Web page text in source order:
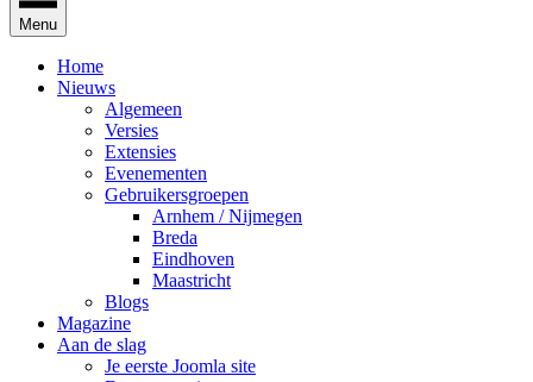
Menu
Home
Nieuws
Algemeen
Versies
Extensies
Evenementen
Gebruikersgroepen
Arnhem / Nijmegen
Breda
Eindhoven
Maastricht
Blogs
Magazine
Aan de slag
Je eerste Joomla site